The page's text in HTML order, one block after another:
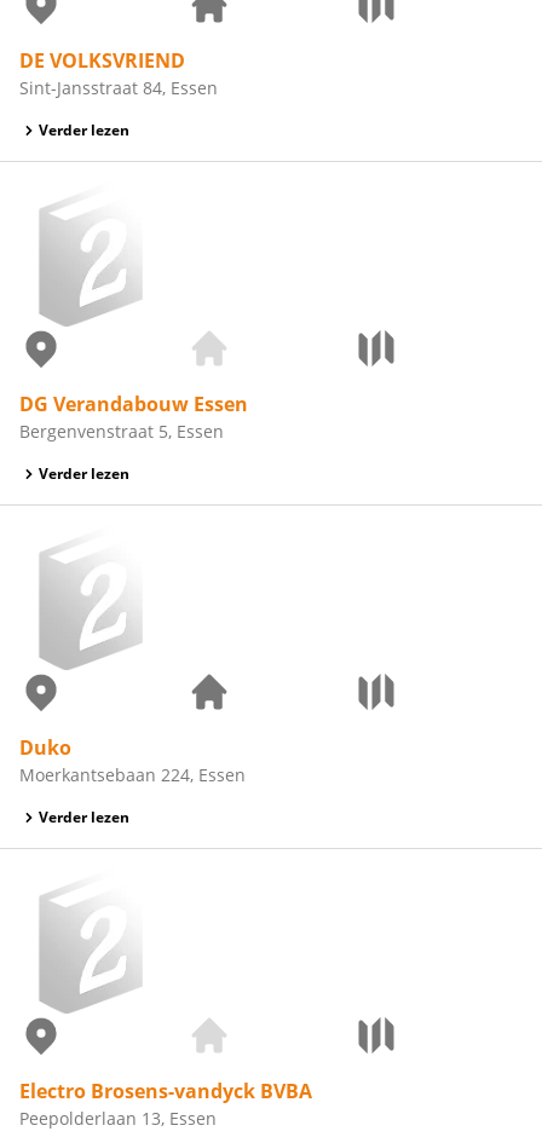
DE VOLKSVRIEND
Sint-Jansstraat 84, Essen
Verder lezen
DG Verandabouw Essen
Bergenvenstraat 5, Essen
Verder lezen
Duko
Moerkantsebaan 224, Essen
Verder lezen
Electro Brosens-vandyck BVBA
Peepolderlaan 13, Essen